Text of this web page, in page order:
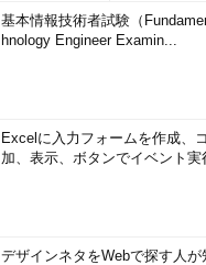
基本情報技術者試験（
hnology Engineer Examin...
Excelに入力フォームを作成、
加、表示、ボタンでイベント実
デザインネタをWebで探す人が